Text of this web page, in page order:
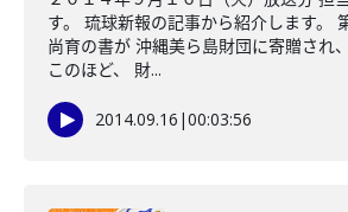
す。 琉球新報の記事から紹介します。
尚育の書が 沖縄美ら島財団に寄贈され
このほど、 財...
2014.09.16 |00:03:56